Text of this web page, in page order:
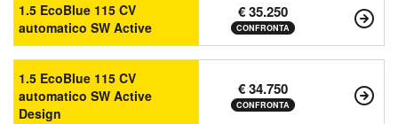
1.5 EcoBlue 115 CV
automatico SW Active
€ 35.250
CONFRONTA
1.5 EcoBlue 115 CV
automatico SW Active
Design
€ 34.750
CONFRONTA